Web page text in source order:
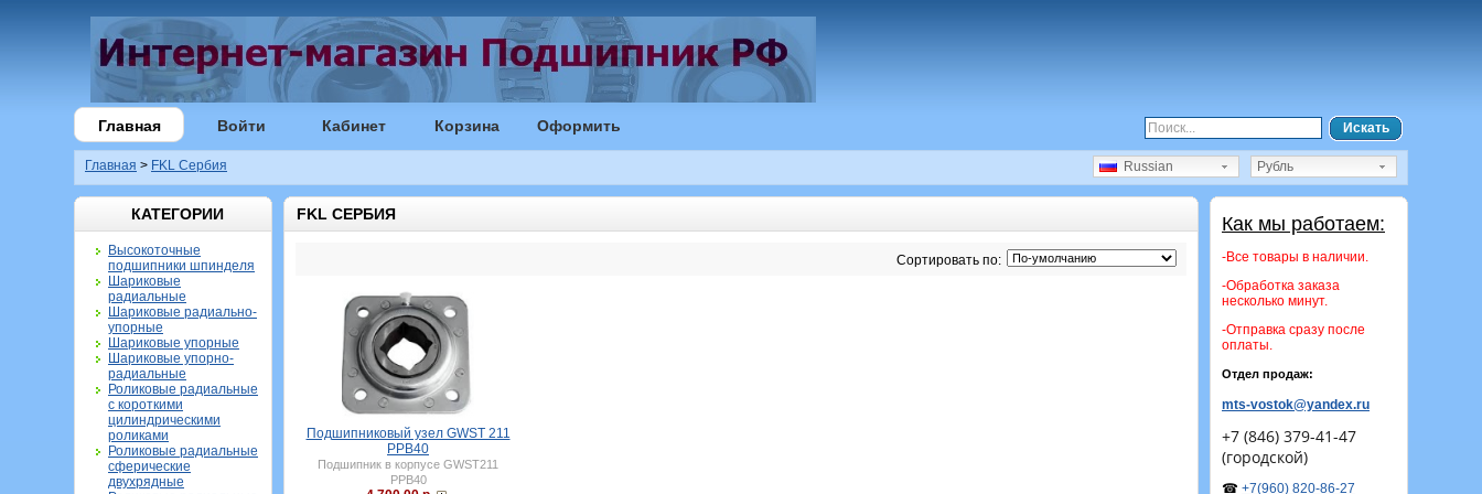
Главная Войти Кабинет Корзина Оформить Искать
Главная > FKL Сербия Рубль
Russian
КАТЕГОРИИ
Высокоточные
подшипники шпинделя
Шариковые
радиальные
Шариковые радиально-
упорные
Шариковые упорные
Шариковые упорно-
радиальные
Роликовые радиальные
с короткими
цилиндрическими
роликами
Роликовые радиальные
сферические
двухрядные
Как мы работаем:
-Все товары в наличии.
-Обработка заказа
несколько минут.
-Отправка сразу после
оплаты.
Отдел продаж:
mts-vostok@yandex.ru
+7 (846) 379-41-47
(городской)
☎ +7(960) 820-86-27
FKL СЕРБИЯ
Сортировать по:
Подшипниковый узел GWST 211
PPB40
Подшипник в корпусе GWST211
PPB40